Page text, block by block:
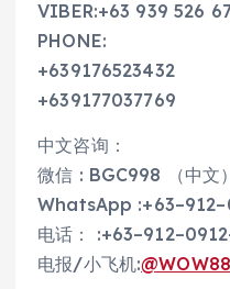
VIBER:+63 939 526
PHONE:
+639176523432
+639177037769
中文咨询：
微信 : BGC998 （中文）
WhatsApp
电话：
电报/小飞机: